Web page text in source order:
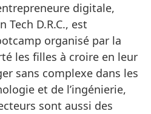
digitale,
Tech D.R.C., est
organisé par la
les filles à croire en leur
sans complexe dans les
et de l’ingénierie,
sont aussi des